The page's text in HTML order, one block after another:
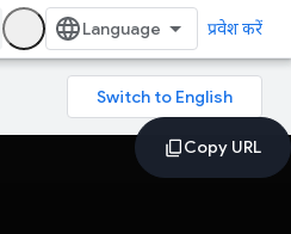
प्रवेश करें